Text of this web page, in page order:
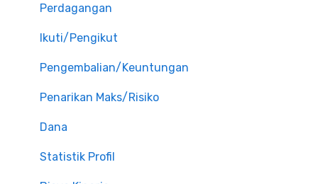
Perdagangan
Ikuti/Pengikut
Pengembalian/Keuntungan
Penarikan Maks/Risiko
Dana
Statistik Profil